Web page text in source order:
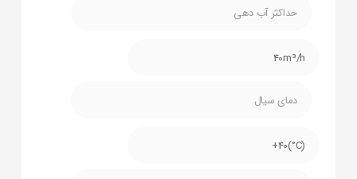
حداکثر آب دهی
40m³/h
دمای سیال
(C°)40+